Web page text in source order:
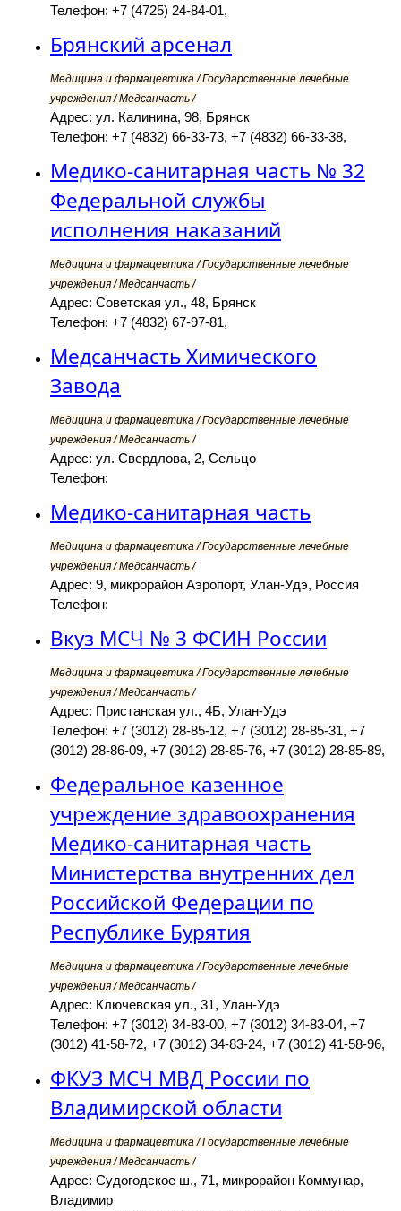
Телефон: +7 (4725) 24-84-01,
Брянский арсенал
Медицина и фармацевтика / Государственные лечебные
учреждения / Медсанчасть /
Адрес: ул. Калинина, 98, Брянск
Телефон: +7 (4832) 66-33-73, +7 (4832) 66-33-38,
Медико-санитарная часть № 32
Федеральной службы
исполнения наказаний
Медицина и фармацевтика / Государственные лечебные
учреждения / Медсанчасть /
Адрес: Советская ул., 48, Брянск
Телефон: +7 (4832) 67-97-81,
Медсанчасть Химического
Завода
Медицина и фармацевтика / Государственные лечебные
учреждения / Медсанчасть /
Адрес: ул. Свердлова, 2, Сельцо
Телефон:
Медико-санитарная часть
Медицина и фармацевтика / Государственные лечебные
учреждения / Медсанчасть /
Адрес: 9, микрорайон Аэропорт, Улан-Удэ, Россия
Телефон:
Вкуз МСЧ № 3 ФСИН России
Медицина и фармацевтика / Государственные лечебные
учреждения / Медсанчасть /
Адрес: Пристанская ул., 4Б, Улан-Удэ
Телефон: +7 (3012) 28-85-12, +7 (3012) 28-85-31, +7
(3012) 28-86-09, +7 (3012) 28-85-76, +7 (3012) 28-85-89,
Федеральное казенное
учреждение здравоохранения
Медико-санитарная часть
Министерства внутренних дел
Российской Федерации по
Республике Бурятия
Медицина и фармацевтика / Государственные лечебные
учреждения / Медсанчасть /
Адрес: Ключевская ул., 31, Улан-Удэ
Телефон: +7 (3012) 34-83-00, +7 (3012) 34-83-04, +7
(3012) 41-58-72, +7 (3012) 34-83-24, +7 (3012) 41-58-96,
ФКУЗ МСЧ МВД России по
Владимирской области
Медицина и фармацевтика / Государственные лечебные
учреждения / Медсанчасть /
Адрес: Судогодское ш., 71, микрорайон Коммунар,
Владимир